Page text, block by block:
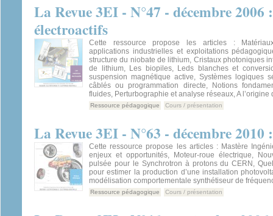
La Revue 3EI - N°47 - décembre
électroactifs
Cette ressource propose les articles :
applications industrielles et exploitations
structure du niobate de lithium, Cristaux photoniques
de lithium, Les biopiles, Leds blanches et
suspension magnétique active, Systèmes logiques
câblés ou programmation directe, Notions
fluides, Perturbographie et analyse réseaux, A l’origine
Ressource pédagogique Cours / présentation
La Revue 3EI - N°63 - décembre
Cette ressource propose les articles : Mastère
enjeux et opportunités, Moteur-roue électrique,
pulsée pour le Synchrotron à protons du CERN,
pour estimer la production d’une installation
modélisation comportementale synthétiseur de
Ressource pédagogique Cours / présentation